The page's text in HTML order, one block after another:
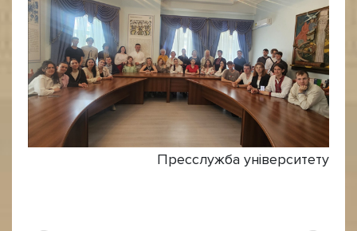
Пресслужба університету